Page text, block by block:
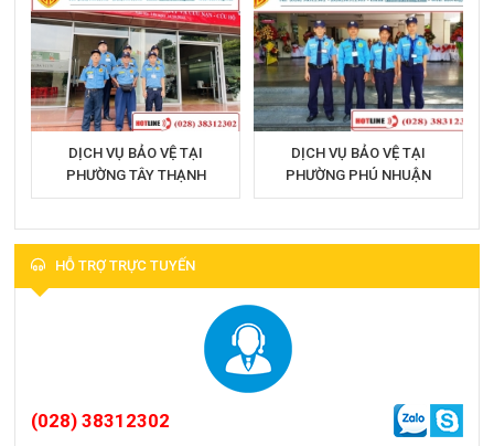
DỊCH VỤ BẢO VỆ TẠI
PHƯỜNG TÂY THẠNH
DỊCH VỤ BẢO VỆ TẠI
PHƯỜNG PHÚ NHUẬN
HỖ TRỢ TRỰC TUYẾN
(028) 38312302